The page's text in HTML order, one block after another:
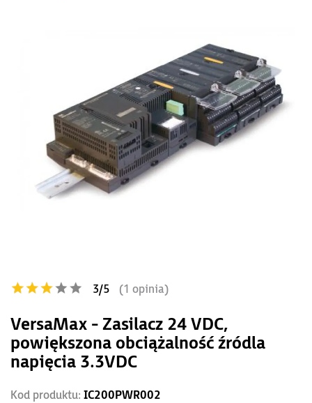
3/5 (1 opinia)
VersaMax - Zasilacz 24 VDC,
powiększona obciążalność źródla
napięcia 3.3VDC
Kod produktu: IC200PWR002